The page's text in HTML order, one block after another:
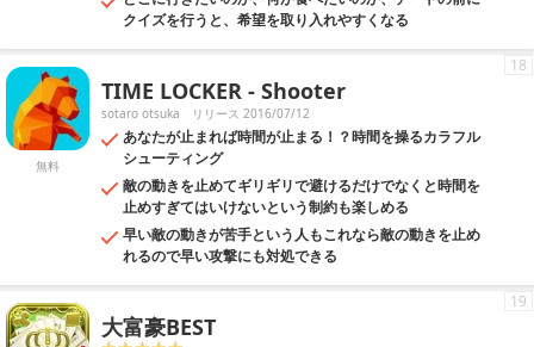
クイズを行うと、希望を取り入れやすくなる
無料
TIME LOCKER - Shooter
sotaro otsuka リリース 2016/07/12
あなたが止まれば時間が止まる！？時間を操るカラフル
シューティング
敵の動きを止めてギリギリで避けるだけでなくと時間を
止めすぎてはいけないという制約も楽しめる
早い敵の動きが苦手という人もこれなら敵の動きを止め
れるので早い攻撃にも対処できる
18
大富豪BEST
19